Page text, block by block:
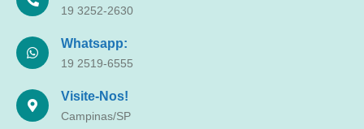
19 3252-2630
Whatsapp:
19 2519-6555
Visite-Nos!
Campinas/SP